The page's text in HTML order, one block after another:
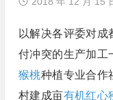
以解决各评委对成
付冲突的生产加工
猴桃种植专业合作
村建成亩有机红心